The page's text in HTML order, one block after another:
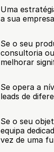
Uma
a sua
Se o seu
consultoria
melhorar
Se opera a
leads de
Se o seu
equipa
vez de uma